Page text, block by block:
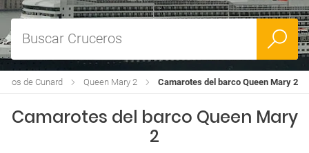
Buscar Cruceros
Camarotes del barco Queen Mary 2
Queen Mary 2
de Cunard
Camarotes del barco Queen Mary
2